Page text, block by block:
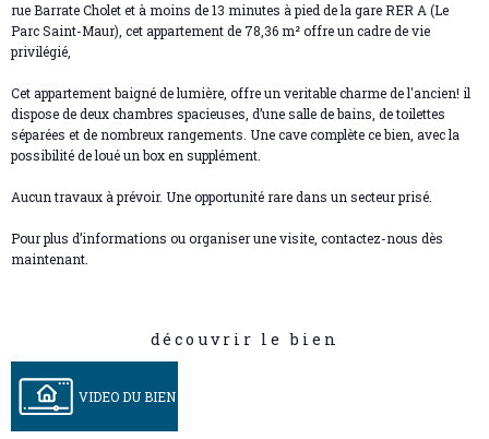
rue Barrate Cholet et à moins de 13 minutes à pied de la gare RER A (Le
Parc Saint-Maur), cet appartement de 78,36 m² offre un cadre de vie
privilégié,
Cet appartement baigné de lumière, offre un veritable charme de l'ancien! il
dispose de deux chambres spacieuses, d’une salle de bains, de toilettes
séparées et de nombreux rangements. Une cave complète ce bien, avec la
possibilité de loué un box en supplément.
Aucun travaux à prévoir. Une opportunité rare dans un secteur prisé.
Pour plus d’informations ou organiser une visite, contactez-nous dès
maintenant.
découvrir le bien
VIDEO DU BIEN